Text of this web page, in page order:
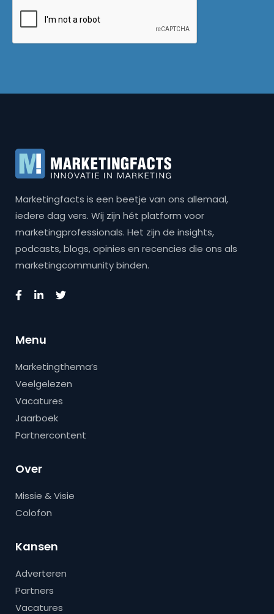
Marketingfacts is een beetje van ons allemaal,
iedere dag vers. Wij zijn hét platform voor
marketingprofessionals. Het zijn de insights,
podcasts, blogs, opinies en recencies die ons als
marketingcommunity binden.
Menu
Marketingthema’s
Veelgelezen
Vacatures
Jaarboek
Partnercontent
Over
Missie & Visie
Colofon
Kansen
Adverteren
Partners
Vacatures